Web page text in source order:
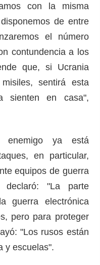
con la misma
de entre
el número
contundencia a los
que, si Ucrania
sentirá esta
sienten en casa",
enemigo ya está
en particular,
equipos de guerra
declaró: "La parte
guerra electrónica
pero para proteger
"Los rusos están
y escuelas".